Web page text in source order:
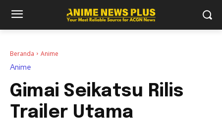
Beranda Anime
Anime
Gimai Seikatsu Rilis
Trailer Utama